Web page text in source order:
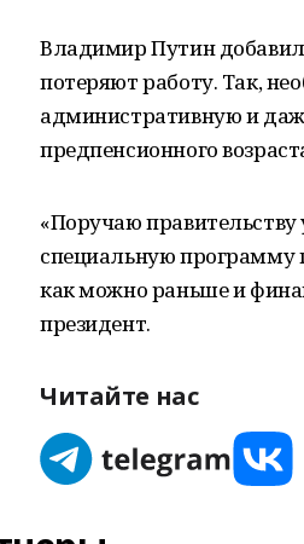
Владимир Путин
потеряют работу. Так,
административную и
предпенсионного
«Поручаю
специальную
как можно раньше и
президент.
Читайте нас